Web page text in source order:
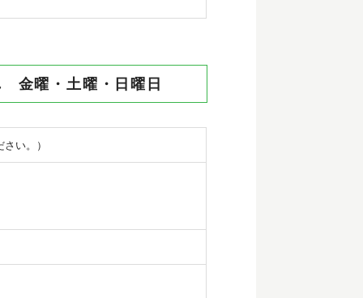
金曜・土曜・日曜日
い。）